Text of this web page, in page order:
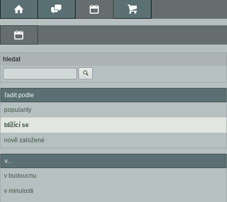
hledat
řadit podle
popularity
blížící se
nově založené
v...
v budoucnu
v minulosti